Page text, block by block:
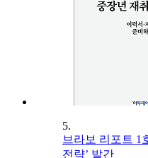
5.
브라보 리포트 1
전략’ 발간